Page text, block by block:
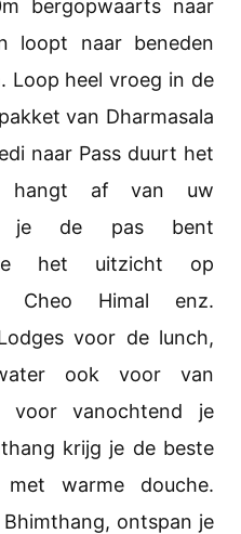
bergopwaarts naar
loopt naar beneden
Loop heel vroeg in de
van Dharmasala
naar Pass duurt het
hangt af van uw
je de pas bent
je het uitzicht op
Cheo Himal enz.
voor de lunch,
ook voor van
voor vanochtend je
krijg je de beste
warme douche.
ontspan je